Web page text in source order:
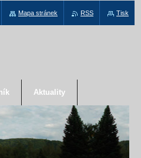
Aktuality
Mapa stránek RSS Tisk